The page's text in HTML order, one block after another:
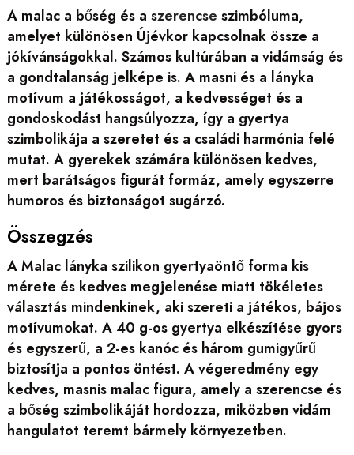
A malac a bőség és a szerencse szimbóluma,
amelyet különösen Újévkor kapcsolnak össze a
jókívánságokkal. Számos kultúrában a vidámság és
a gondtalanság jelképe is. A masni és a lányka
motívum a játékosságot, a kedvességet és a
gondoskodást hangsúlyozza, így a gyertya
szimbolikája a szeretet és a családi harmónia felé
mutat. A gyerekek számára különösen kedves,
mert barátságos figurát formáz, amely egyszerre
humoros és biztonságot sugárzó.
Összegzés
A Malac lányka szilikon gyertyaöntő forma kis
mérete és kedves megjelenése miatt tökéletes
választás mindenkinek, aki szereti a játékos, bájos
motívumokat. A 40 g-os gyertya elkészítése gyors
és egyszerű, a 2-es kanóc és három gumigyűrű
biztosítja a pontos öntést. A végeredmény egy
kedves, masnis malac figura, amely a szerencse és
a bőség szimbolikáját hordozza, miközben vidám
hangulatot teremt bármely környezetben.